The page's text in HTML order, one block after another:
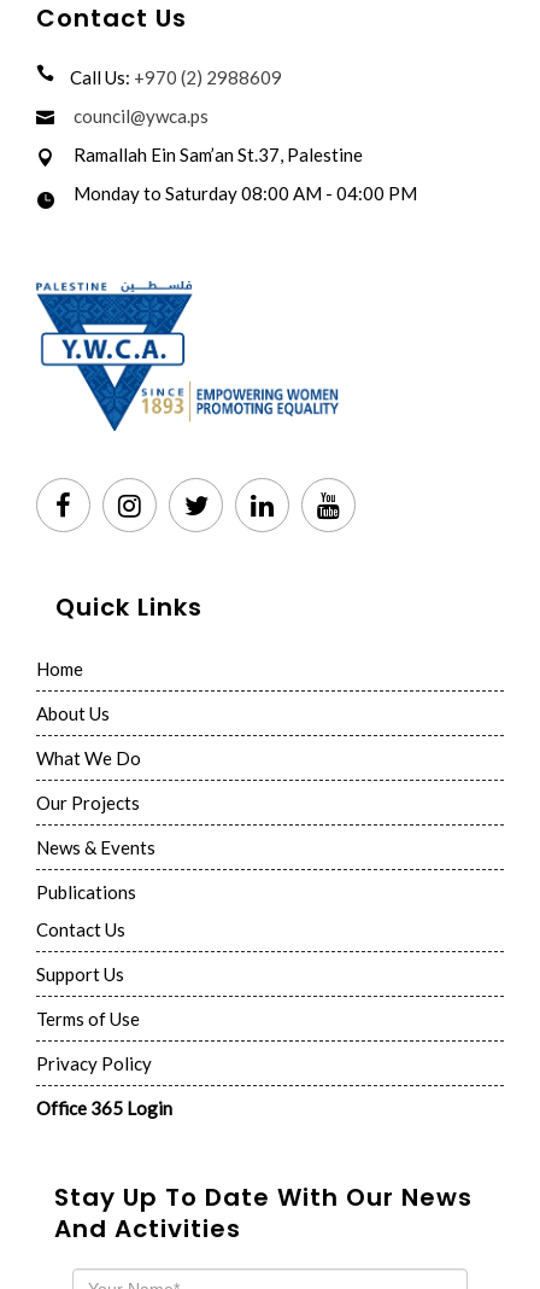
Contact Us
Call Us: +970 (2) 2988609
council@ywca.ps
Ramallah Ein Sam’an St.37, Palestine
Monday to Saturday 08:00 AM - 04:00 PM
Quick Links
Home
About Us
What We Do
Our Projects
News & Events
Publications
Contact Us
Support Us
Terms of Use
Privacy Policy
Office 365 Login
Stay Up To Date With Our News
And Activities